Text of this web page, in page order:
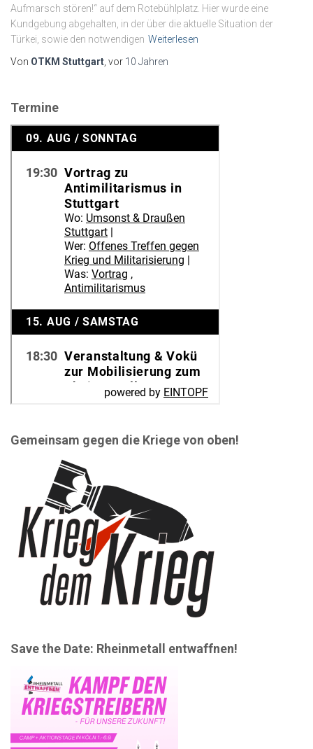
Aufmarsch stören!“ auf dem Rotebühlplatz. Hier wurde eine
Kundgebung abgehalten, in der über die aktuelle Situation der
Türkei, sowie den notwendigen Weiterlesen
Von OTKM Stuttgart, vor 10 Jahren
Termine
Gemeinsam gegen die Kriege von oben!
Save the Date: Rheinmetall entwaffnen!